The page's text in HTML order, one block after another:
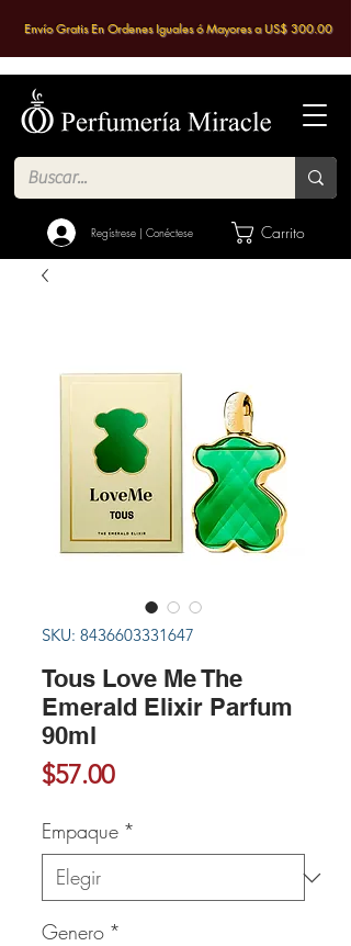
Regístrese | Conéctese Carrito
Envío Gratis En Ordenes Iguales ó Mayores a US$ 300.00
SKU: 8436603331647
Tous Love Me The
Emerald Elixir Parfum
90ml
$57.00Precio
Empaque *
Genero *